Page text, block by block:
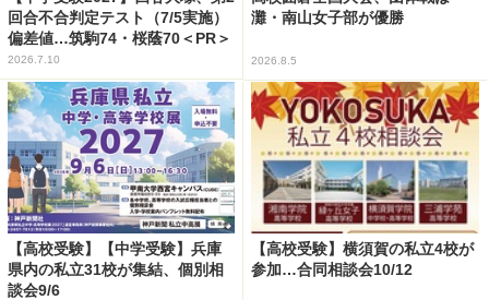
回合不合判定テスト（7/5実施）
偏差値…筑駒74・桜蔭70＜PR＞
2026.7.10
灘・南山女子部が優勝
2026.8.5
【高校受験】【中学受験】兵庫
県内の私立31校が集結、個別相
談会9/6
【高校受験】横須賀の私立4校が
参加…合同相談会10/12